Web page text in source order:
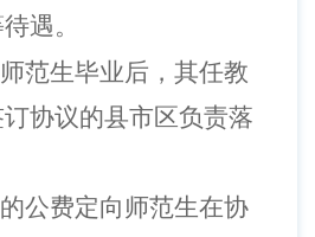
遇。
范生毕业后，其任教
协议的县市区负责落
公费定向师范生在协